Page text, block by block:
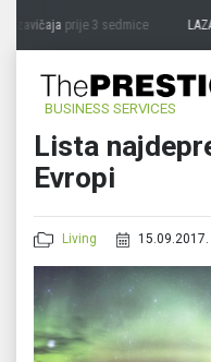
zavičajaprije 3 sedmice
BUSINESS SERVICES
Lista
Evropi
Living 15.09.2017.